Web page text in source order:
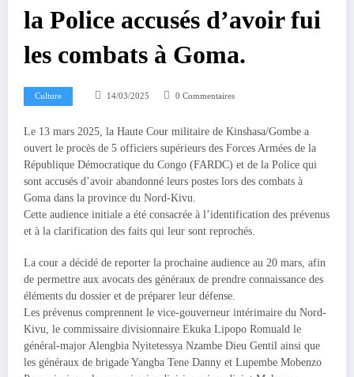
la Police accusés d’avoir fui
les combats à Goma.
Culture 14/03/2025 0 Commentaires
Le 13 mars 2025, la Haute Cour militaire de Kinshasa/Gombe a
ouvert le procès de 5 officiers supérieurs des Forces Armées de la
République Démocratique du Congo (FARDC) et de la Police qui
sont accusés d’avoir abandonné leurs postes lors des combats à
Goma dans la province du Nord-Kivu.
Cette audience initiale a été consacrée à l’identification des prévenus
et à la clarification des faits qui leur sont reprochés.
La cour a décidé de reporter la prochaine audience au 20 mars, afin
de permettre aux avocats des généraux de prendre connaissance des
éléments du dossier et de préparer leur défense.
Les prévenus comprennent le vice-gouverneur intérimaire du Nord-
Kivu, le commissaire divisionnaire Ekuka Lipopo Romuald le
général-major Alengbia Nyitetessya Nzambe Dieu Gentil ainsi que
les généraux de brigade Yangba Tene Danny et Lupembe Mobenzo